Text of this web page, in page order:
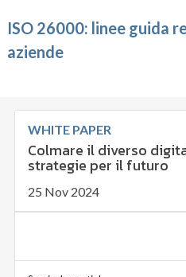
ISO 26000: linee guida
aziende
WHITE PAPER
Colmare il diverso
strategie per il futuro
25 Nov 2024